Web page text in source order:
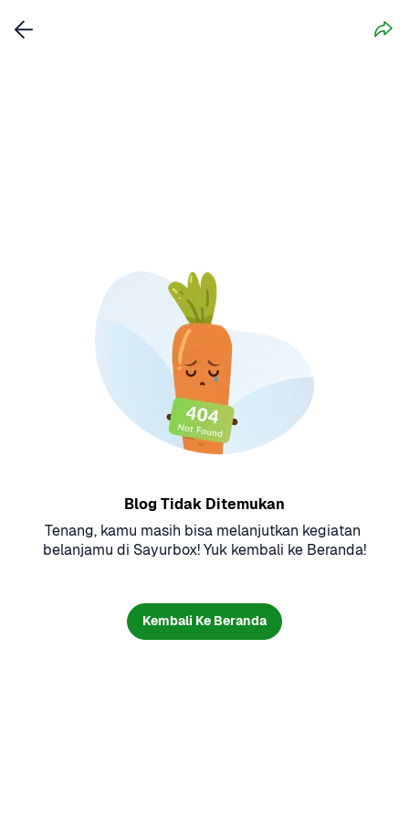
Blog Tidak Ditemukan
Tenang, kamu masih bisa melanjutkan kegiatan
belanjamu di Sayurbox! Yuk kembali ke Beranda!
Kembali Ke Beranda